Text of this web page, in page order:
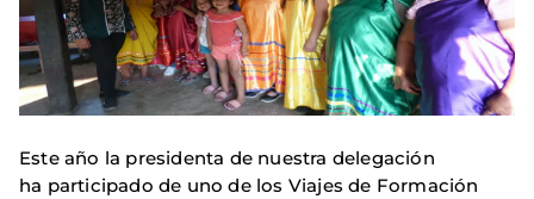
Este año la presidenta de nuestra delegación
ha participado de uno de los Viajes de Formación